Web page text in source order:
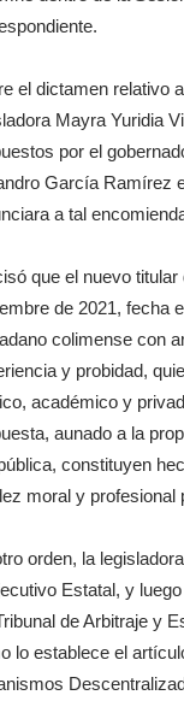
el dictamen relativo
Mayra Yuridia
por el
García Ramírez
a tal
que el nuevo
de 2021, fecha
colimense con
y probidad,
académico y
aunado a la
constituyen
moral y profesional
orden, la
Estatal, y
de Arbitraje y
lo establece el